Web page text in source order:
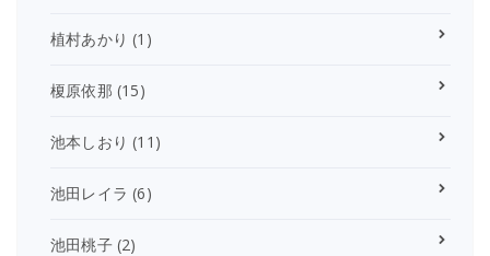
植村あかり (1)
榎原依那 (15)
池本しおり (11)
池田レイラ (6)
池田桃子(2)